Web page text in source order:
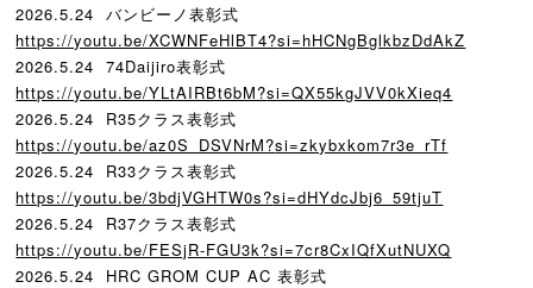
2026.5.24 バンビーノ表彰式
https://youtu.be/XCWNFeHlBT4?si=hHCNgBglkbzDdAkZ
2026.5.24 74Daijiro表彰式
https://youtu.be/YLtAIRBt6bM?si=QX55kgJVV0kXieq4
2026.5.24 R35クラス表彰式
https://youtu.be/az0S_DSVNrM?si=zkybxkom7r3e_rTf
2026.5.24 R33クラス表彰式
https://youtu.be/3bdjVGHTW0s?si=dHYdcJbj6_59tjuT
2026.5.24 R37クラス表彰式
https://youtu.be/FESjR-FGU3k?si=7cr8CxIQfXutNUXQ
2026.5.24 HRC GROM CUP AC 表彰式